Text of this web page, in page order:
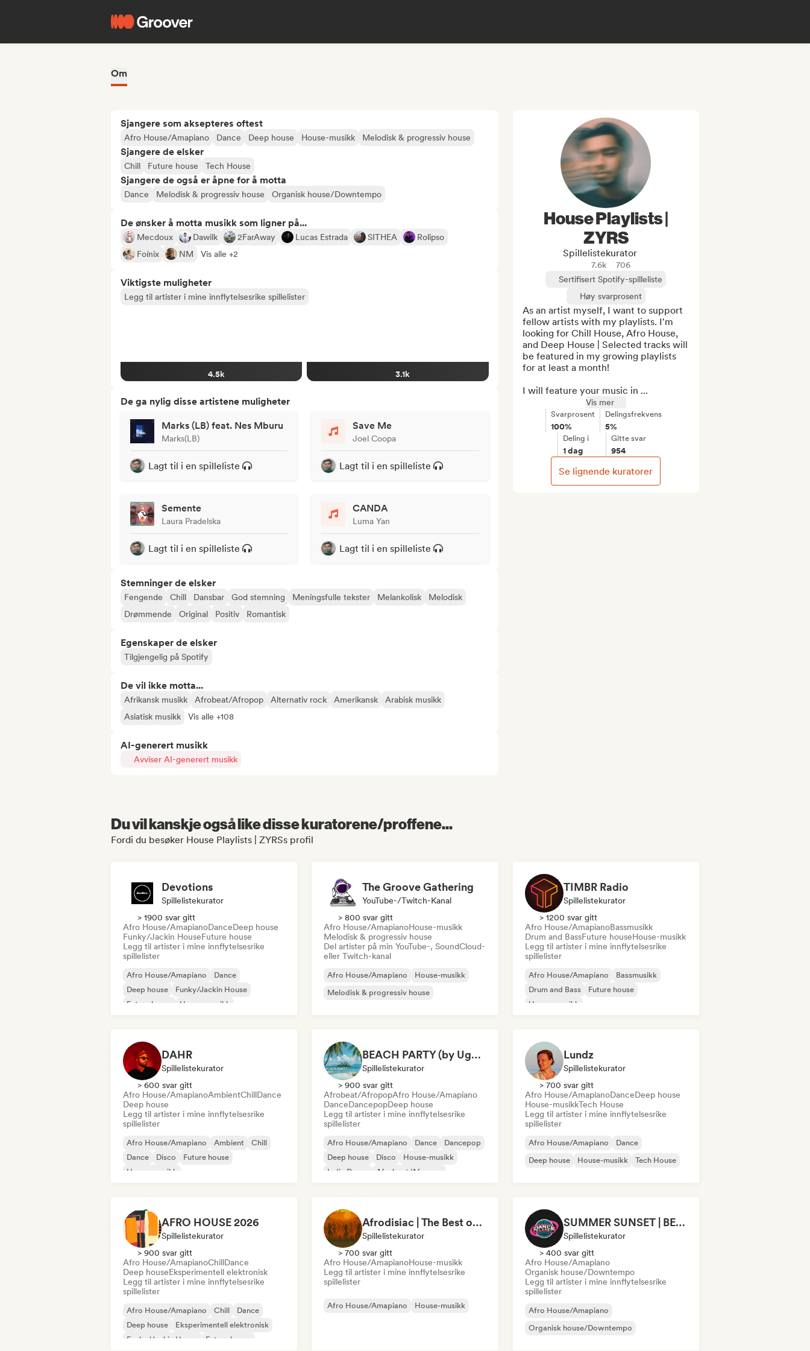
Om
Sjangere som aksepteres oftest
Afro House/Amapiano Dance Deep house House-musikk Melodisk & progressiv house
Sjangere de elsker
Chill Future house Tech House
Sjangere de også er åpne for å motta
Dance Melodisk & progressiv house Organisk house/Downtempo
De ønsker å motta musikk som ligner på...
Mecdoux Dawilk 2FarAway Lucas Estrada SITHEA
Rolipso
Foínix
NM Vis alle +2
Viktigste muligheter
Legg til artister i mine innflytelsesrike spillelister
4.5k 3.1k
De ga nylig disse artistene muligheter
Marks (LB) feat. Nes Mburu
Marks(LB)
Lagt til i en spilleliste
Save Me
Joel Coopa
Lagt til i en spilleliste
Semente
Laura Pradelska
Lagt til i en spilleliste
CANDA
Luma Yan
Lagt til i en spilleliste
Stemninger de elsker
Fengende Chill Dansbar God stemning Meningsfulle tekster Melankolisk
Melodisk
Drømmende
Original Positiv Romantisk
Egenskaper de elsker
Tilgjengelig på Spotify
De vil ikke motta...
Afrikansk musikk Afrobeat/Afropop Alternativ rock Amerikansk
Arabisk musikk
Asiatisk musikk
Vis alle +108
AI-generert musikk
Avviser AI-generert musikk
House Playlists |
ZYRS
Spillelistekurator
7.6k
706
Sertifisert Spotify-spilleliste
Høy svarprosent
As an artist myself, I want to support
fellow artists with my playlists. I'm
looking for Chill House, Afro House,
and Deep House | Selected tracks will
be featured in my growing playlists
for at least a month!
I will feature your music in ...
Vis mer
Svarprosent
100%
Delingsfrekvens
5%
Deling i
1 dag
Gitte svar
954
Se lignende kuratorer
Du vil kanskje også like disse kuratorene/proffene...
Fordi du besøker House Playlists | ZYRSs profil
Devotions
Spillelistekurator
> 1900 svar gitt
Afro House/AmapianoDanceDeep house
Funky/Jackin HouseFuture house
Legg til artister i mine innflytelsesrike
spillelister
Afro House/Amapiano
Dance
Deep house
Funky/Jackin House
Future house
House-musikk
The Groove Gathering
YouTube-/Twitch-Kanal
> 800 svar gitt
Afro House/AmapianoHouse-musikk
Melodisk & progressiv house
Del artister på min YouTube-, SoundCloud-
eller Twitch-kanal
Afro House/Amapiano
House-musikk
Melodisk & progressiv house
TIMBR Radio
Spillelistekurator
> 1200 svar gitt
Afro House/AmapianoBassmusikk
Drum and BassFuture houseHouse-musikk
Legg til artister i mine innflytelsesrike
spillelister
Afro House/Amapiano
Bassmusikk
Drum and Bass
Future house
House-musikk
DAHR
Spillelistekurator
> 600 svar gitt
Afro House/AmapianoAmbientChillDance
Deep house
Legg til artister i mine innflytelsesrike
spillelister
Afro House/Amapiano Ambient
Chill
Dance
Disco
Future house
House-musikk
BEACH PARTY (by Ugg’A)
Spillelistekurator
> 900 svar gitt
Afrobeat/AfropopAfro House/Amapiano
DanceDancepopDeep house
Legg til artister i mine innflytelsesrike
spillelister
Afro House/Amapiano Dance
Dancepop
Deep house
Disco
House-musikk
Indie Dance
Afrobeat/Afropop
Lundz
Spillelistekurator
> 700 svar gitt
Afro House/AmapianoDanceDeep house
House-musikkTech House
Legg til artister i mine innflytelsesrike
spillelister
Afro House/Amapiano
Dance
Deep house
House-musikk Tech House
AFRO HOUSE 2026
Spillelistekurator
> 900 svar gitt
Afro House/AmapianoChillDance
Deep houseEksperimentell elektronisk
Legg til artister i mine innflytelsesrike
spillelister
Afro House/Amapiano Chill
Dance
Deep house
Eksperimentell elektronisk
Funky/Jackin House
Future house
Afrodisiac | The Best of Afro House
Spillelistekurator
> 700 svar gitt
Afro House/AmapianoHouse-musikk
Legg til artister i mine innflytelsesrike
spillelister
Afro House/Amapiano House-musikk
SUMMER SUNSET | BEACH BAR 2026
Spillelistekurator
> 400 svar gitt
Afro House/Amapiano
Organisk house/Downtempo
Legg til artister i mine innflytelsesrike
spillelister
Afro House/Amapiano
Organisk house/Downtempo